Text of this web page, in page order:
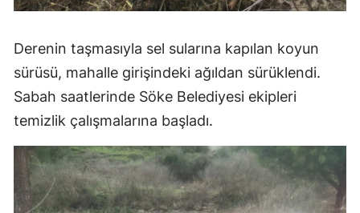
Derenin taşmasıyla sel sularına kapılan koyun
sürüsü, mahalle girişindeki ağıldan sürüklendi.
Sabah saatlerinde Söke Belediyesi ekipleri
temizlik çalışmalarına başladı.